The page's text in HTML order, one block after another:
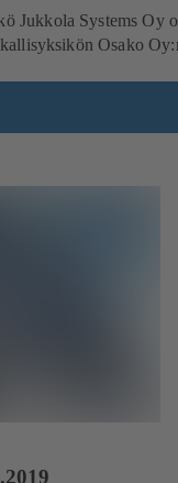
Jukkola Systems Oy
Osako